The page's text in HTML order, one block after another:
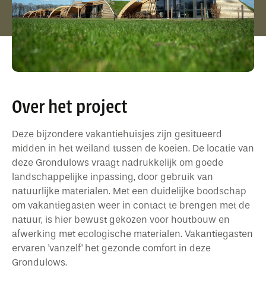
Over het project
Deze bijzondere vakantiehuisjes zijn gesitueerd
midden in het weiland tussen de koeien. De locatie van
deze Grondulows vraagt nadrukkelijk om goede
landschappelijke inpassing, door gebruik van
natuurlijke materialen. Met een duidelijke boodschap
om vakantiegasten weer in contact te brengen met de
natuur, is hier bewust gekozen voor houtbouw en
afwerking met ecologische materialen. Vakantiegasten
ervaren 'vanzelf' het gezonde comfort in deze
Grondulows.